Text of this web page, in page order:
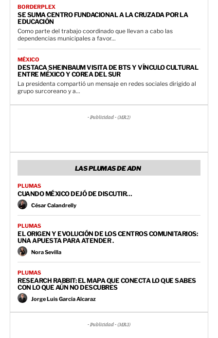
BORDERPLEX
SE SUMA CENTRO FUNDACIONAL A LA CRUZADA POR LA
EDUCACIÓN
Como parte del trabajo coordinado que llevan a cabo las
dependencias municipales a favor...
MÉXICO
DESTACA SHEINBAUM VISITA DE BTS Y VÍNCULO CULTURAL
ENTRE MÉXICO Y COREA DEL SUR
La presidenta compartió un mensaje en redes sociales dirigido al
grupo surcoreano y a...
- Publicidad - (MR2)
LAS PLUMAS DE ADN
PLUMAS
CUANDO MÉXICO DEJÓ DE DISCUTIR…
César Calandrelly
PLUMAS
EL ORIGEN Y EVOLUCIÓN DE LOS CENTROS COMUNITARIOS:
UNA APUESTA PARA ATENDER .
Nora Sevilla
PLUMAS
RESEARCH RABBIT: EL MAPA QUE CONECTA LO QUE SABES
CON LO QUE AÚN NO DESCUBRES
Jorge Luis García Alcaraz
- Publicidad - (MR3)